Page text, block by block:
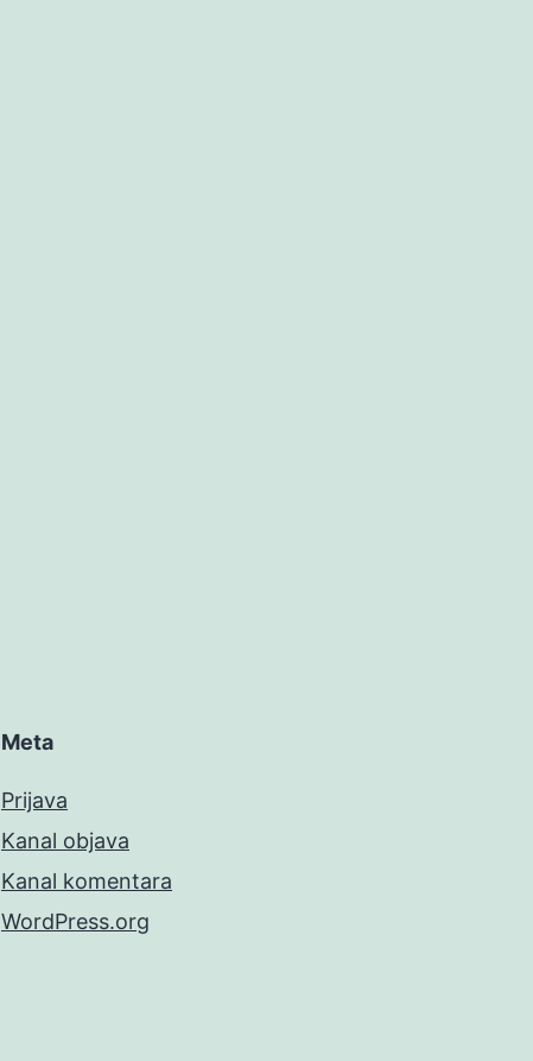
Meta
Prijava
Kanal objava
Kanal komentara
WordPress.org